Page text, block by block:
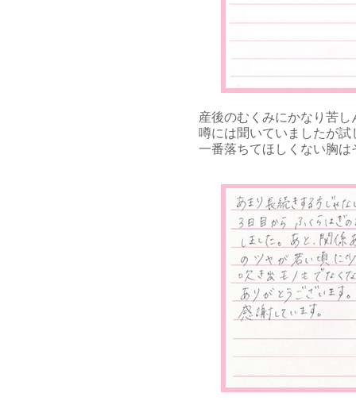
産後のむくみにかなり苦
噂には聞いていましたが
一番落ちてほしくない胸